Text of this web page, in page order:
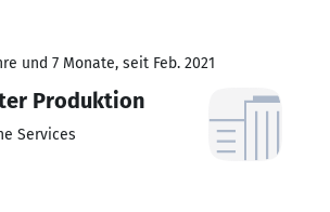
und 7 Monate, seit Feb. 2021
Produktion
Services